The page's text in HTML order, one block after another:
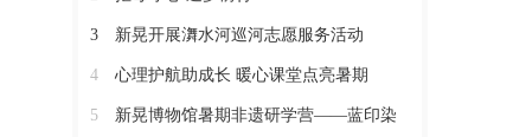
3 新晃开展㵲水河巡河志愿服务活动
4 心理护航助成长 暖心课堂点亮暑期
5 新晃博物馆暑期非遗研学营——蓝印染